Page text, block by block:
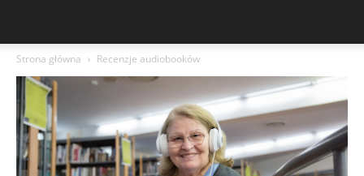
Strona główna Recenzje audiobooków